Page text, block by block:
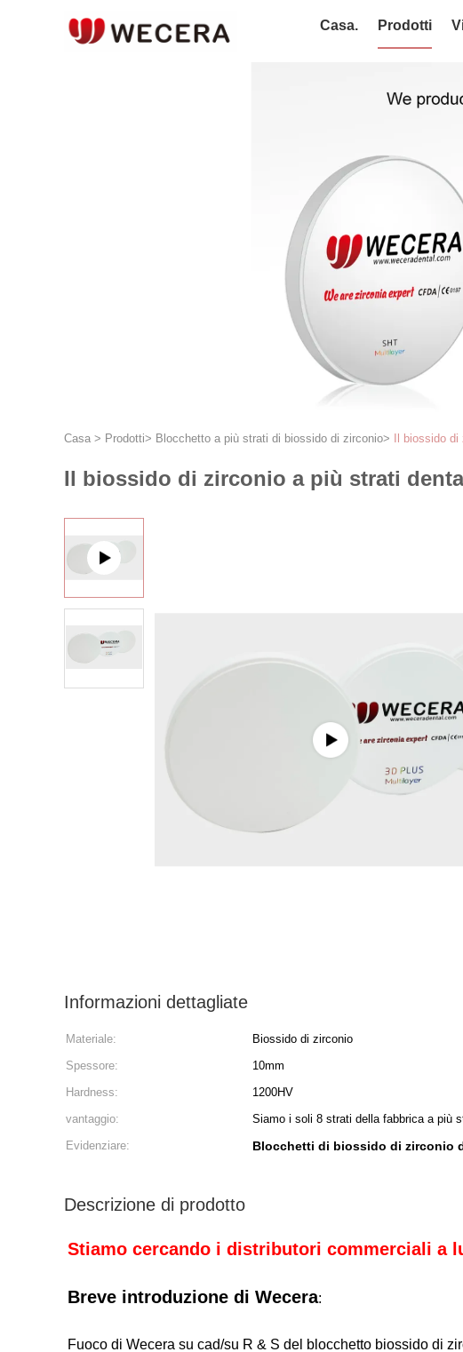
Casa. Prodotti
Casa > Prodotti> Blocchetto a più strati di biossido di zirconio> Il biossido
Il biossido di zirconio a più strati
Informazioni dettagliate
Materiale: Biossido di zirconio
Spessore:
10mm
Hardness:
1200HV
vantaggio:
Siamo i soli 8 strati della fabbrica a più
Evidenziare:
Blocchetti di biossido di zirconio
Descrizione di prodotto
Stiamo cercando i distributori commerciali a
Breve introduzione di Wecera:
Fuoco di Wecera su cad/su R & S del blocchetto biossido di